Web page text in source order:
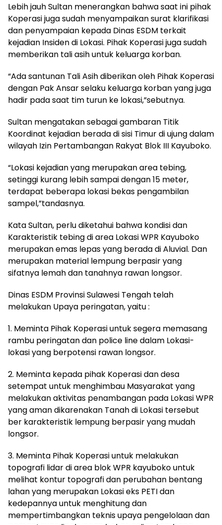
Lebih jauh Sultan menerangkan bahwa saat ini pihak
Koperasi juga sudah menyampaikan surat klarifikasi
dan penyampaian kepada Dinas ESDM terkait
kejadian Insiden di Lokasi. Pihak Koperasi juga sudah
memberikan tali asih untuk keluarga korban.
“Ada santunan Tali Asih diberikan oleh Pihak Koperasi
dengan Pak Ansar selaku keluarga korban yang juga
hadir pada saat tim turun ke lokasi,”sebutnya.
Sultan mengatakan sebagai gambaran Titik
Koordinat kejadian berada di sisi Timur di ujung dalam
wilayah Izin Pertambangan Rakyat Blok III Kayuboko.
“Lokasi kejadian yang merupakan area tebing,
setinggi kurang lebih sampai dengan 15 meter,
terdapat beberapa lokasi bekas pengambilan
sampel,”tandasnya.
Kata Sultan, perlu diketahui bahwa kondisi dan
Karakteristik tebing di area Lokasi WPR Kayuboko
merupakan emas lepas yang berada di Aluvial. Dan
merupakan material lempung berpasir yang
sifatnya lemah dan tanahnya rawan longsor.
Dinas ESDM Provinsi Sulawesi Tengah telah
melakukan Upaya peringatan, yaitu :
1. Meminta Pihak Koperasi untuk segera memasang
rambu peringatan dan police line dalam Lokasi-
lokasi yang berpotensi rawan longsor.
2. Meminta kepada pihak Koperasi dan desa
setempat untuk menghimbau Masyarakat yang
melakukan aktivitas penambangan pada Lokasi WPR
yang aman dikarenakan Tanah di Lokasi tersebut
ber karakteristik lempung berpasir yang mudah
longsor.
3. Meminta Pihak Koperasi untuk melakukan
topografi lidar di area blok WPR kayuboko untuk
melihat kontur topografi dan perubahan bentang
lahan yang merupakan Lokasi eks PETI dan
kedepannya untuk menghitung dan
mempertimbangkan teknis upaya pengelolaan dan